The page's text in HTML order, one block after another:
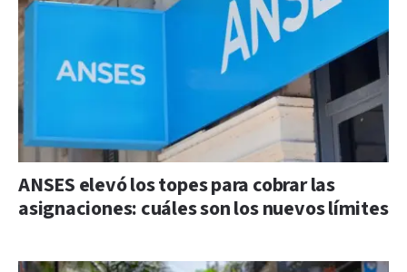
ANSES elevó los topes para cobrar las
asignaciones: cuáles son los nuevos límites